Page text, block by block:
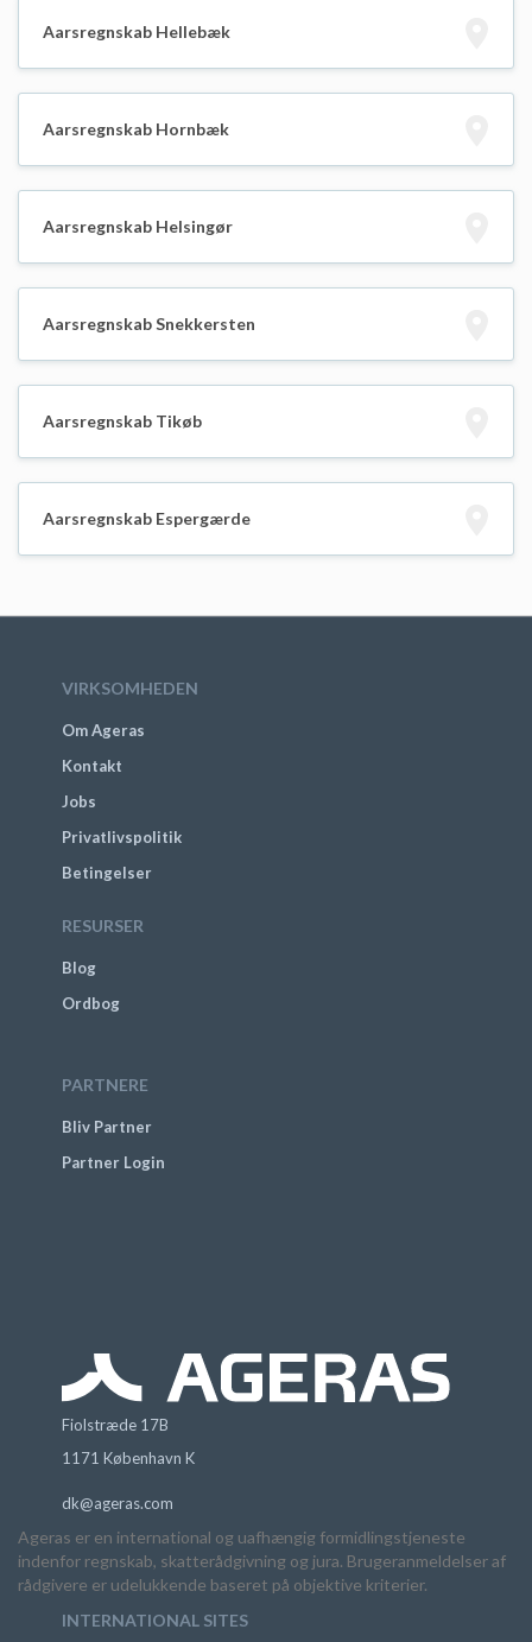
Aarsregnskab Hellebæk
Aarsregnskab Hornbæk
Aarsregnskab Helsingør
Aarsregnskab Snekkersten
Aarsregnskab Tikøb
Aarsregnskab Espergærde
VIRKSOMHEDEN
Om Ageras
Kontakt
Jobs
Privatlivspolitik
Betingelser
RESURSER
Blog
Ordbog
PARTNERE
Bliv Partner
Partner Login
Fiolstræde 17B
1171 København K
dk@ageras.com
Ageras er en international og uafhængig formidlingstjeneste
indenfor regnskab, skatterådgivning og jura. Brugeranmeldelser af
rådgivere er udelukkende baseret på objektive kriterier.
INTERNATIONAL SITES